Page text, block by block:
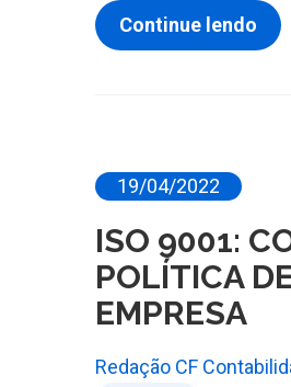
Continue lendo
19/04/2022
ISO 9001:
POLÍTICA
EMPRESA
Redação CF